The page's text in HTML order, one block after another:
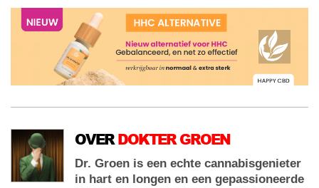
OVERDOKTER GROEN
Dr. Groen is een echte cannabisgenieter
in hart en longen en een gepassioneerde